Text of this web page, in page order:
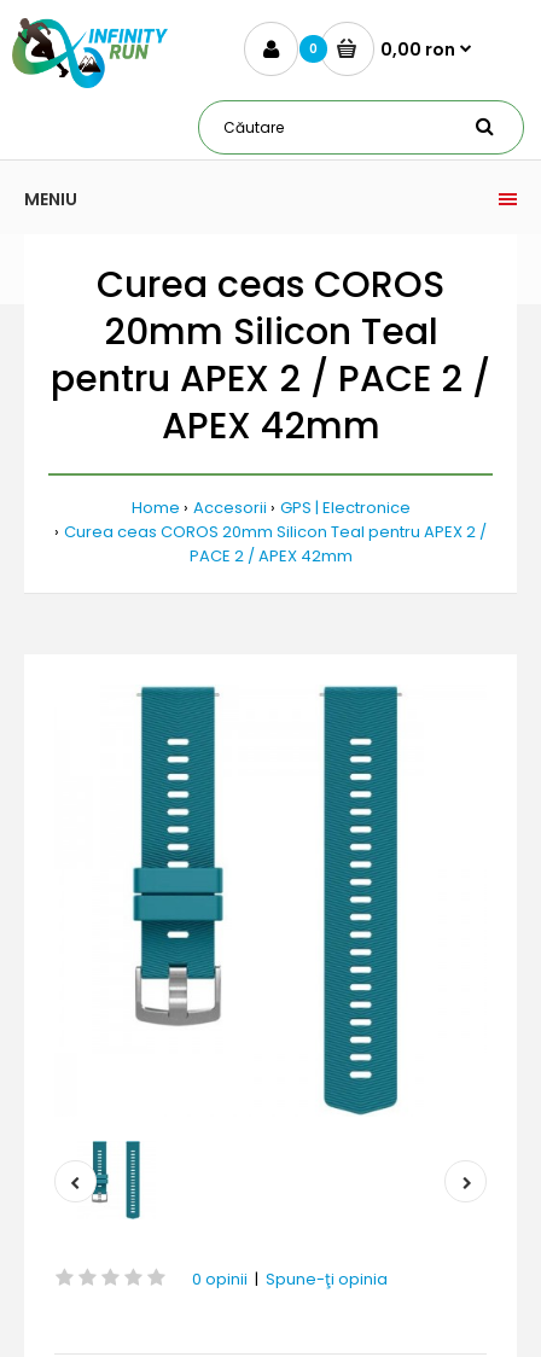
0 0,00 ron
MENIU
Curea ceas COROS
20mm Silicon Teal
pentru APEX 2 / PACE 2 /
APEX 42mm
Home Accesorii
GPS | Electronice
Curea ceas COROS 20mm Silicon Teal pentru APEX 2 /
PACE 2 / APEX 42mm
0 opinii | Spune-ţi opinia